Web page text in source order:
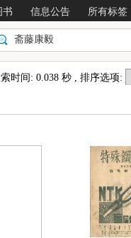
信息公告 所有标签
时间: 0.038 秒 , 排序选项: